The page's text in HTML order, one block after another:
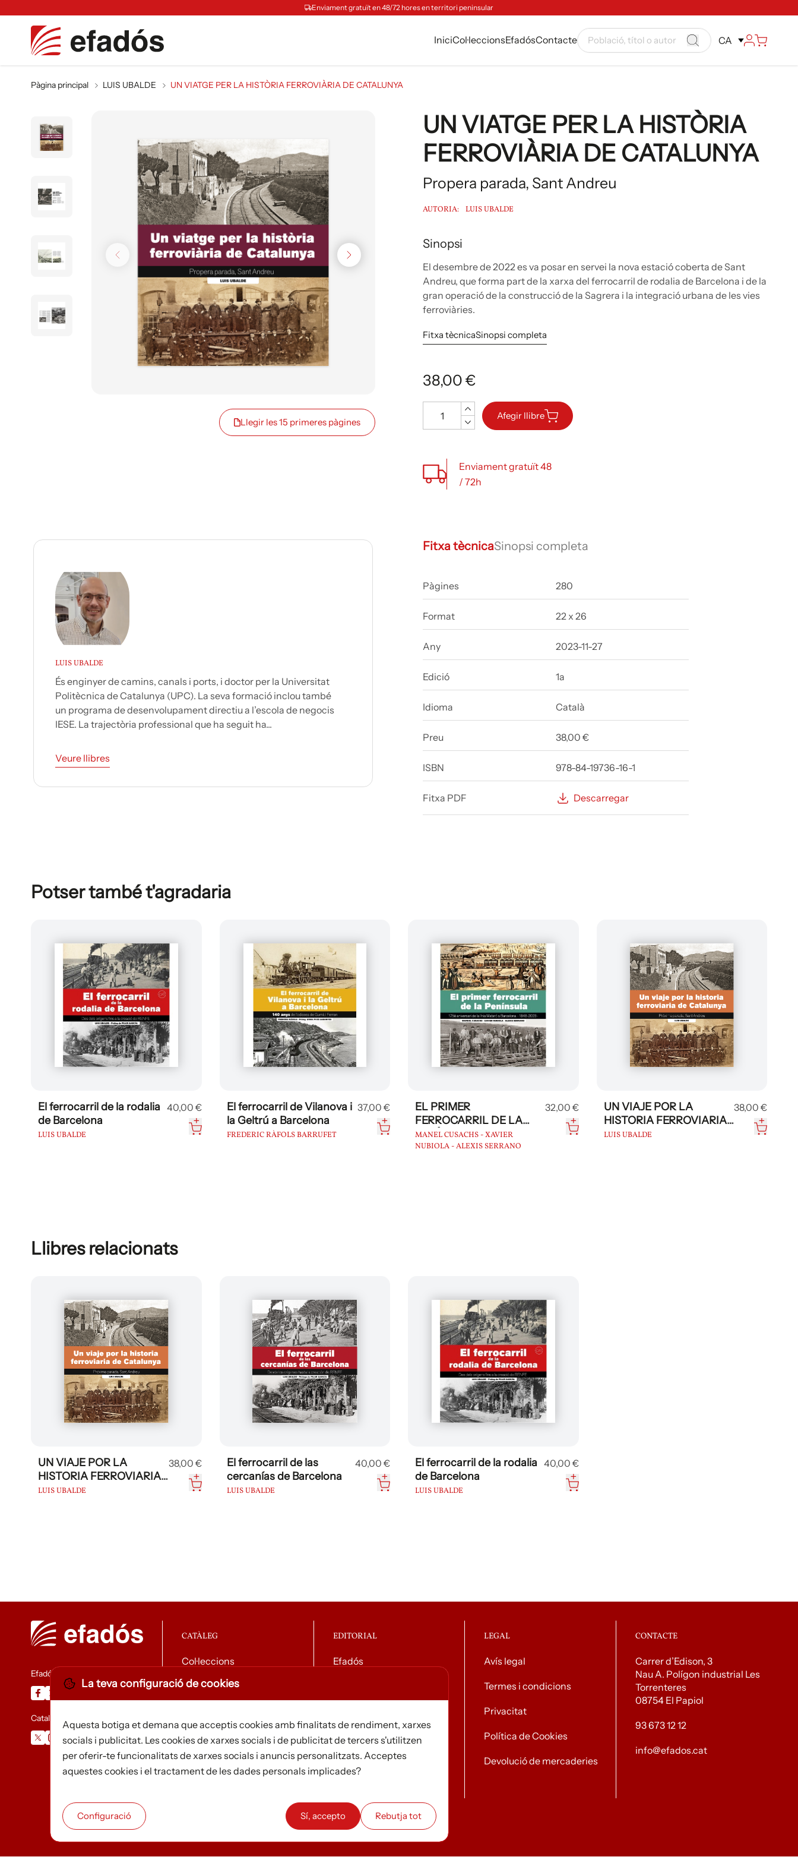
Enviament gratuït en 48/72 hores en territori peninsular
IniciCol·leccionsEfadósContacte CA
Pàgina principal LUIS UBALDE UN VIATGE PER LA HISTÒRIA FERROVIÀRIA DE CATALUNYA
Llegir les 15 primeres pàgines
UN VIATGE PER LA HISTÒRIA
FERROVIÀRIA DE CATALUNYA
Propera parada, Sant Andreu
AUTORIA: LUIS UBALDE
Sinopsi
El desembre de 2022 es va posar en servei la nova estació coberta de Sant
Andreu, que forma part de la xarxa del ferrocarril de rodalia de Barcelona i de la
gran operació de la construcció de la Sagrera i la integració urbana de les vies
ferroviàries.
Fitxa tècnicaSinopsi completa
38,00 €
Afegir llibre
Enviament gratuït 48
/ 72h
LUIS UBALDE
És enginyer de camins, canals i ports, i doctor per la Universitat
Politècnica de Catalunya (UPC). La seva formació inclou també
un programa de desenvolupament directiu a l’escola de negocis
IESE. La trajectòria professional que ha seguit ha...
Veure llibres
Fitxa tècnicaSinopsi completa
Pàgines 280
Format 22 x 26
Any 2023-11-27
Edició 1a
Idioma Català
Preu 38,00 €
ISBN 978-84-19736-16-1
Fitxa PDF Descarregar
Potser també t'agradaria
El ferrocarril de la rodalia
de Barcelona
LUIS UBALDE
40,00 €
El ferrocarril de Vilanova i
la Geltrú a Barcelona
FREDERIC RÀFOLS BARRUFET
37,00 €
EL PRIMER
FERROCARRIL DE LA
PENÍNSULA
MANEL CUSACHS - XAVIER
NUBIOLA - ALEXIS SERRANO
32,00 €
UN VIAJE POR LA
HISTORIA FERROVIARIA
DE CATALUNYA
LUIS UBALDE
38,00 €
Llibres relacionats
UN VIAJE POR LA
HISTORIA FERROVIARIA
DE CATALUNYA
LUIS UBALDE
38,00 €
El ferrocarril de las
cercanías de Barcelona
LUIS UBALDE
40,00 €
El ferrocarril de la rodalia
de Barcelona
LUIS UBALDE
40,00 €
Efadós
Catalunya Desapareguda
CATÀLEG
Col·leccions
Descarregar catàleg general
EDITORIAL
Efadós
Notícies
LEGAL
Avís legal
Termes i condicions
Privacitat
Política de Cookies
Devolució de mercaderies
CONTACTE
Carrer d’Edison, 3
Nau A. Polígon industrial Les
Torrenteres
08754 El Papiol
93 673 12 12
info@efados.cat
La teva configuració de cookies
Aquesta botiga et demana que acceptis cookies amb finalitats de rendiment, xarxes
socials i publicitat. Les cookies de xarxes socials i de publicitat de tercers s'utilitzen
per oferir-te funcionalitats de xarxes socials i anuncis personalitzats. Acceptes
aquestes cookies i el tractament de les dades personals implicades?